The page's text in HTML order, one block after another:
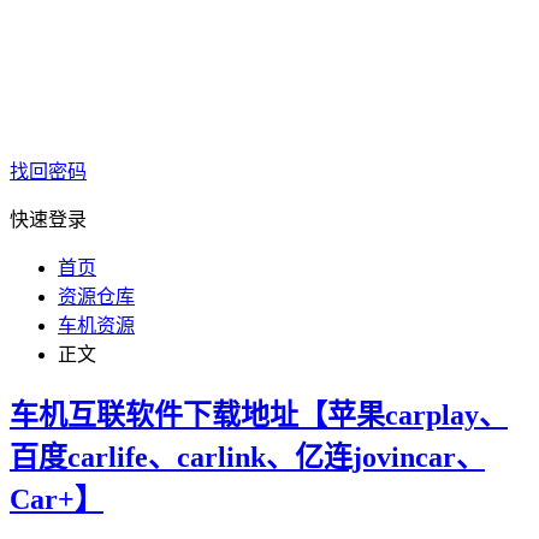
找回密码
快速登录
首页
资源仓库
车机资源
正文
车机互联软件下载地址【苹果carplay、
百度carlife、carlink、亿连jovincar、
Car+】